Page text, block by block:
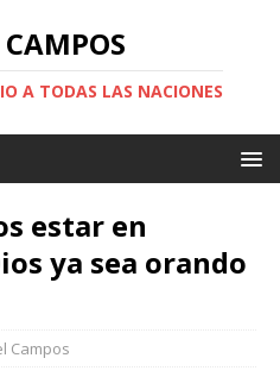
A TODAS LAS NACIONES
estar en
ya sea orando
Campos